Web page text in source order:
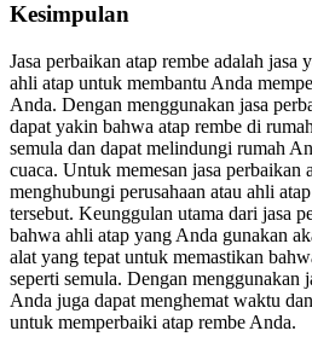
Kesimpulan
Jasa perbaikan atap rembe adalah jasa
ahli atap untuk membantu Anda
Anda. Dengan menggunakan jasa
dapat yakin bahwa atap rembe di
semula dan dapat melindungi rumah
cuaca. Untuk memesan jasa perbaikan
menghubungi perusahaan atau ahli
tersebut. Keunggulan utama dari jasa
bahwa ahli atap yang Anda gunakan
alat yang tepat untuk memastikan
seperti semula. Dengan menggunakan
Anda juga dapat menghemat waktu
untuk memperbaiki atap rembe Anda.